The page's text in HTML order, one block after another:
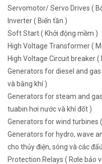
Servomotor/ Servo Drives (
Inverter ( Biến tần )
Soft Start ( Khởi động mềm )
High Voltage Transformer (
High Voltage Circuit breaker (
Generators for diesel and
và bằng khí )
Generators for steam and
tuabin hơi nước và khí đốt )
Generators for wind turbines
Generators for hydro, wave
cho thủy điện, sóng và các
Protection Relays ( Rơle bảo